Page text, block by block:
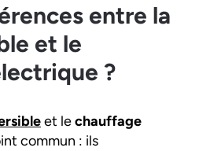
entre la
et le
?
et lechauffage
commun : ils